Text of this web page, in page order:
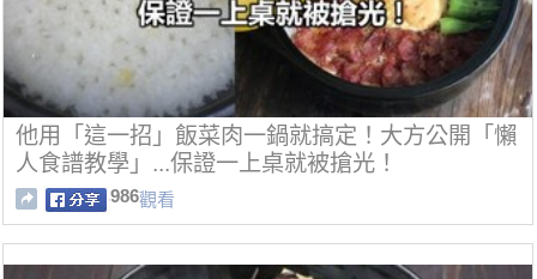
他用「這一招」飯菜肉一鍋就搞定！大方公開「懶
人食譜教學」...保證一上桌就被搶光！
986觀看